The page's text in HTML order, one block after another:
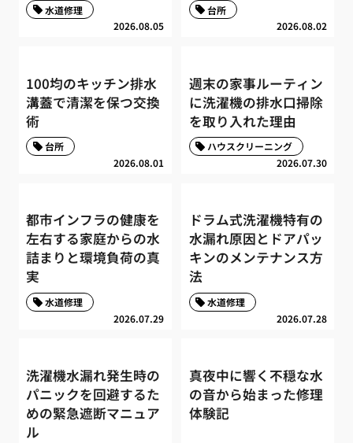
2026.08.05
水道修理
2026.08.02
台所
100均のキッチン排水
溝蓋で清潔を保つ交換
術
2026.08.01
台所
週末の家事ルーティン
に洗濯機の排水口掃除
を取り入れた理由
2026.07.30
ハウスクリーニング
都市インフラの健康を
左右する家庭からの水
詰まりと環境負荷の真
実
2026.07.29
水道修理
ドラム式洗濯機特有の
水漏れ原因とドアパッ
キンのメンテナンス方
法
2026.07.28
水道修理
洗濯機水漏れ発生時の
パニックを回避するた
めの緊急遮断マニュア
ル
真夜中に響く不穏な水
の音から始まった修理
体験記